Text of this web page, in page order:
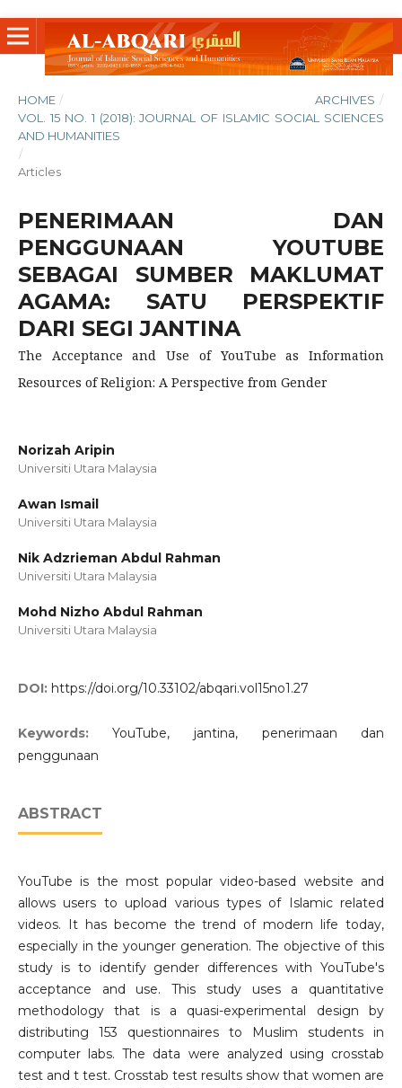
HOME / ARCHIVES /
VOL. 15 NO. 1 (2018): JOURNAL OF ISLAMIC SOCIAL SCIENCES
AND HUMANITIES
/
Articles
PENERIMAAN DAN
PENGGUNAAN YOUTUBE
SEBAGAI SUMBER MAKLUMAT
AGAMA: SATU PERSPEKTIF
DARI SEGI JANTINA
The Acceptance and Use of YouTube as Information
Resources of Religion: A Perspective from Gender
Norizah Aripin
Universiti Utara Malaysia
Awan Ismail
Universiti Utara Malaysia
Nik Adzrieman Abdul Rahman
Universiti Utara Malaysia
Mohd Nizho Abdul Rahman
Universiti Utara Malaysia
DOI: https://doi.org/10.33102/abqari.vol15no1.27
Keywords:YouTube, jantina, penerimaan dan
penggunaan
ABSTRACT
YouTube is the most popular video-based website and
allows users to upload various types of Islamic related
videos. It has become the trend of modern life today,
especially in the younger generation. The objective of this
study is to identify gender differences with YouTube's
acceptance and use. This study uses a quantitative
methodology that is a quasi-experimental design by
distributing 153 questionnaires to Muslim students in
computer labs. The data were analyzed using crosstab
test and t test. Crosstab test results show that women are